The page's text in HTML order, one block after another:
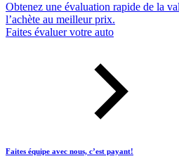
Obtenez une évaluation rapide de la
l’achète au meilleur prix.
Faites évaluer votre auto
Faites équipe avec nous, c’est payant!